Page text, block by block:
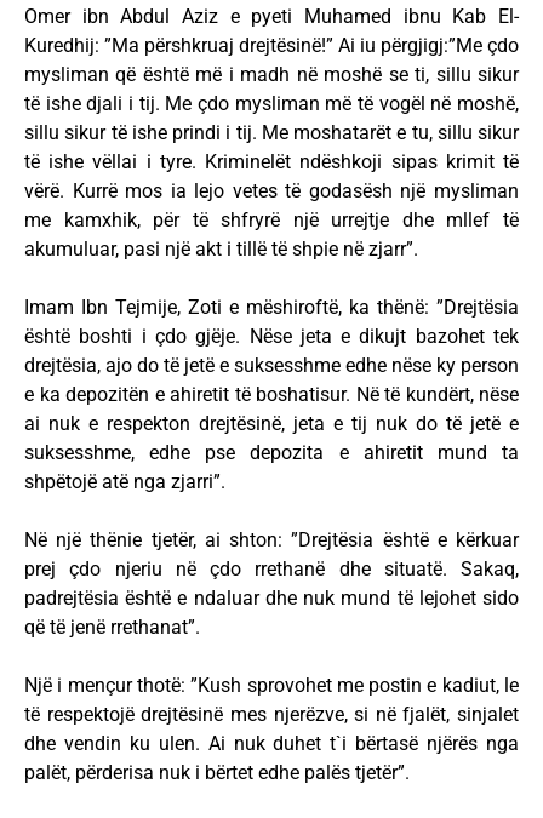
Omer ibn Abdul Aziz e pyeti Muhamed ibnu Kab El-
Kuredhij: ”Ma përshkruaj drejtësinë!” Ai iu përgjigj:”Me çdo
mysliman që është më i madh në moshë se ti, sillu sikur
të ishe djali i tij. Me çdo mysliman më të vogël në moshë,
sillu sikur të ishe prindi i tij. Me moshatarët e tu, sillu sikur
të ishe vëllai i tyre. Kriminelët ndëshkoji sipas krimit të
vërë. Kurrë mos ia lejo vetes të godasësh një mysliman
me kamxhik, për të shfryrë një urrejtje dhe mllef të
akumuluar, pasi një akt i tillë të shpie në zjarr”.
Imam Ibn Tejmije, Zoti e mëshiroftë, ka thënë: ”Drejtësia
është boshti i çdo gjëje. Nëse jeta e dikujt bazohet tek
drejtësia, ajo do të jetë e suksesshme edhe nëse ky person
e ka depozitën e ahiretit të boshatisur. Në të kundërt, nëse
ai nuk e respekton drejtësinë, jeta e tij nuk do të jetë e
suksesshme, edhe pse depozita e ahiretit mund ta
shpëtojë atë nga zjarri”.
Në një thënie tjetër, ai shton: ”Drejtësia është e kërkuar
prej çdo njeriu në çdo rrethanë dhe situatë. Sakaq,
padrejtësia është e ndaluar dhe nuk mund të lejohet sido
që të jenë rrethanat”.
Një i mençur thotë: ”Kush sprovohet me postin e kadiut, le
të respektojë drejtësinë mes njerëzve, si në fjalët, sinjalet
dhe vendin ku ulen. Ai nuk duhet t`i bërtasë njërës nga
palët, përderisa nuk i bërtet edhe palës tjetër”.